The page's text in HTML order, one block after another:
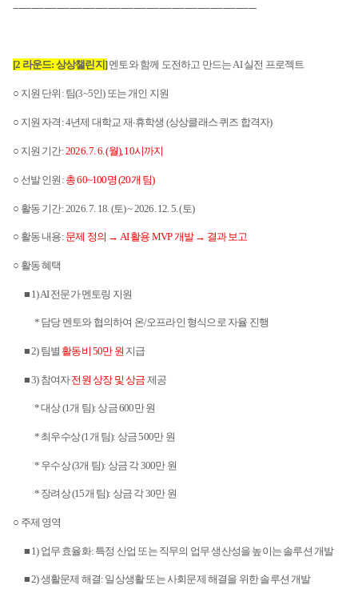
-----------------------------------------------------------------------------------------------
[2 라운드: 상상챌린지 ]멘토와 함께 도전하고 만드는AI실전 프로젝트
○ 지원 단위 : 팀(3~5인) 또는 개인 지원
○ 지원 자격 : 4년제 대학교 재∙휴학생 (상상클래스 퀴즈 합격자)
○ 지원 기간:2026. 7. 6. (월), 10시까지
○ 선발 인원 : 총60~100명 (20개 팀)
○ 활동 기간: 2026. 7. 18. (토) ~ 2026. 12. 5. (토)
○ 활동 내용: 문제 정의 → AI활용 MVP개발 → 결과 보고
○ 활동 혜택
■ 1) AI전문가 멘토링 지원
* 담당 멘토와 협의하여 온/오프라인 형식으로 자율 진행
■ 2) 팀별 활동비 50만 원 지급
■3) 참여자전원 상장 및 상금 제공
*대상(1개 팀):상금600만 원
* 최우수상(1 개 팀): 상금500만 원
* 우수상(3개 팀): 상금 각300만 원
* 장려상(15개 팀): 상금 각30만 원
○ 주제 영역
■1) 업무 효율화: 특정 산업 또는 직무의 업무 생산성을 높이는 솔루션 개발
■2)생활문제 해결: 일상생활 또는 사회문제 해결을 위한 솔루션 개발